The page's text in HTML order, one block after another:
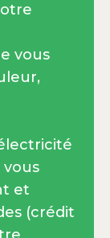
vous
et
(crédit